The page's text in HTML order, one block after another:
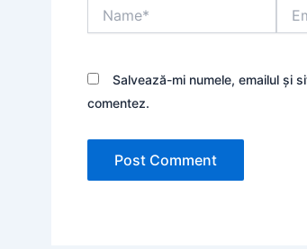
Salvează-mi numele, emailul și
comentez.